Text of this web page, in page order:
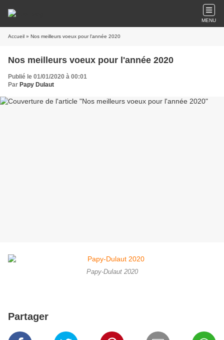
MENU
Accueil » Nos meilleurs voeux pour l'année 2020
Nos meilleurs voeux pour l'année 2020
Publié le 01/01/2020 à 00:01
Par Papy Dulaut
Papy-Dulaut 2020
Partager